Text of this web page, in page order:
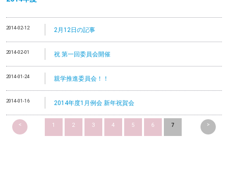
2014-02-12 2月12日の記事
2014-02-01 祝 第一回委員会開催
2014-01-24 親学推進委員会！！
2014-01-16 2014年度1月例会 新年祝賀会
< 1 2 3 4 5 6 7 >